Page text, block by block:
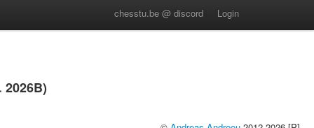
chesstu.be @ discord Login